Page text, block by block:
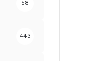
58
443